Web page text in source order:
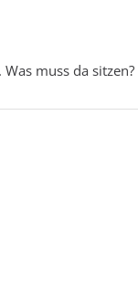
muss da sitzen?